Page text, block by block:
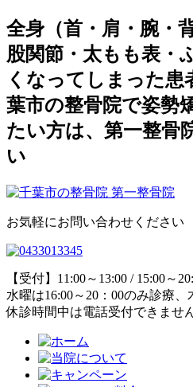
全身（首・肩・腕・
股関節・太もも表・
くなってしまった患
葉市の整骨院で姿勢
たい方は、第一整骨
い
お気軽にお問い合わせください
【受付】11:00～13:00 / 15:00～
水曜は16:00～20：00のみ診療、
休診時間中は電話受付できません